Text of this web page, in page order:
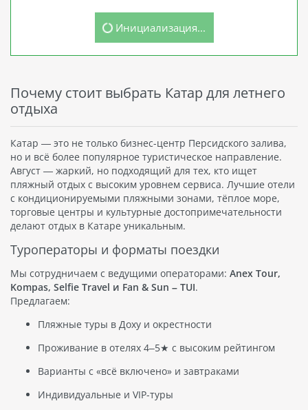
Инициализация...
Почему стоит выбрать Катар для летнего
отдыха
Катар — это не только бизнес-центр Персидского залива,
но и всё более популярное туристическое направление.
Август — жаркий, но подходящий для тех, кто ищет
пляжный отдых с высоким уровнем сервиса. Лучшие отели
с кондиционируемыми пляжными зонами, тёплое море,
торговые центры и культурные достопримечательности
делают отдых в Катаре уникальным.
Туроператоры и форматы поездки
Мы сотрудничаем с ведущими операторами: Anex Tour,
Kompas, Selfie Travel и Fan & Sun – TUI.
Предлагаем:
Пляжные туры в Доху и окрестности
Проживание в отелях 4–5★ с высоким рейтингом
Варианты с «всё включено» и завтраками
Индивидуальные и VIP-туры